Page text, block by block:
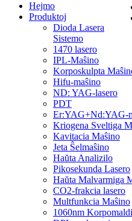
Hejmo
Produktoj
Dioda Lasera
Sistemo
1470 lasero
IPL-Maŝino
Korposkulpta
Hifu-maŝino
ND: YAG-lasero
PDT
Er:YAG+Nd:YAG-
Kriogena Sveltiga
Kavitacia Maŝino
Jeta Ŝelmaŝino
Haŭta Analizilo
Pikosekunda Lasero
Haŭta Malvarmiga
CO2-frakcia lasero
Multfunkcia Maŝino
1060nm